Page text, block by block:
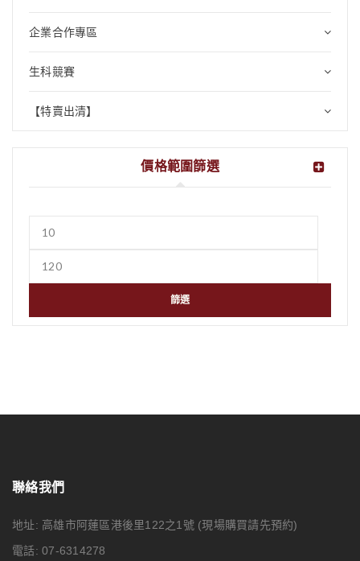
企業合作專區
生科競賽
【特賣出清】
價格範圍篩選
篩選
聯絡我們
地址: 高雄市阿蓮區港後里122之1號 (現場購買請先預約)
電話: 07-6314278